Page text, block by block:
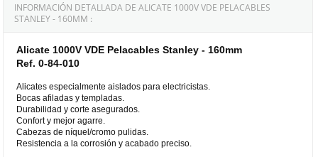
INFORMACIÓN DETALLADA DE ALICATE 1000V VDE PELACABLES
STANLEY - 160MM :
Alicate 1000V VDE Pelacables Stanley - 160mm
Ref. 0-84-010
Alicates especialmente aislados para electricistas.
Bocas afiladas y templadas.
Durabilidad y corte asegurados.
Confort y mejor agarre.
Cabezas de níquel/cromo pulidas.
Resistencia a la corrosión y acabado preciso.